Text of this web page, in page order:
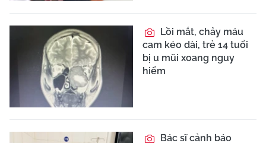
Lồi mắt, chảy máu
cam kéo dài, trẻ 14 tuổi
bị u mũi xoang nguy
hiểm
Bác sĩ cảnh báo